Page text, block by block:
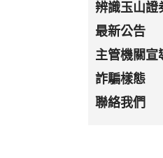
辨識玉山證
最新公告
主管機關宣
詐騙樣態
聯絡我們